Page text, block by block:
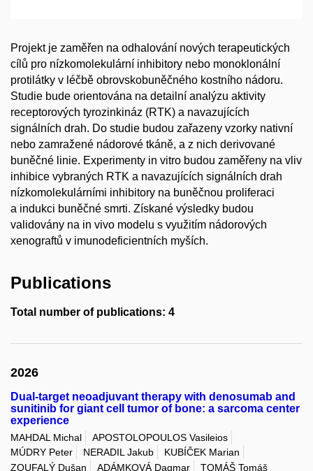
Projekt je zaměřen na odhalování nových terapeutických
cílů pro nízkomolekulární inhibitory nebo monoklonální
protilátky v léčbě obrovskobuněčného kostního nádoru.
Studie bude orientována na detailní analýzu aktivity
receptorových tyrozinkináz (RTK) a navazujících
signálních drah. Do studie budou zařazeny vzorky nativní
nebo zamražené nádorové tkáně, a z nich derivované
buněčné linie. Experimenty in vitro budou zaměřeny na vliv
inhibice vybraných RTK a navazujících signálních drah
nízkomolekulárními inhibitory na buněčnou proliferaci
a indukci buněčné smrti. Získané výsledky budou
validovány na in vivo modelu s využitím nádorových
xenograftů v imunodeficientních myších.
Publications
Total number of publications: 4
2026
Dual-target neoadjuvant therapy with denosumab and
sunitinib for giant cell tumor of bone: a sarcoma center
experience
MAHDAL Michal
APOSTOLOPOULOS Vasileios
MÚDRY Peter
NERADIL Jakub
KUBÍČEK Marian
ZOUFALÝ Dušan
ADÁMKOVÁ Dagmar
TOMÁŠ Tomáš